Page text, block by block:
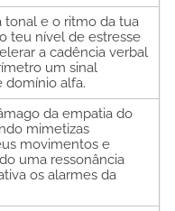
tonal e o ritmo da tua
teu nível de estresse
a cadência verbal
um sinal
domínio alfa.
da empatia do
mimetizas
movimentos e
uma ressonância
os alarmes da